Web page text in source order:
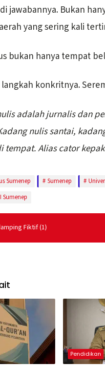
jawabannya. Bukan
yang sering kali
bukan hanya tempat
konkritnya.
adalah jurnalis dan
nulis santai,
tempat. Alias cator kepak
Sumenep Sumenep
Sumenep
Fiktif (1)
Pendidikan